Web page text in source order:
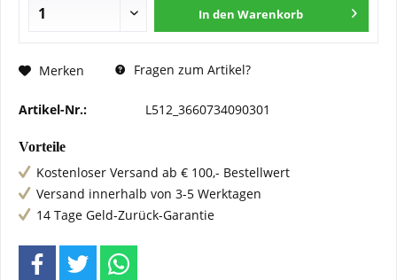
In den Warenkorb
Merken Fragen zum Artikel?
Artikel-Nr.: L512_3660734090301
Vorteile
Kostenloser Versand ab € 100,- Bestellwert
Versand innerhalb von 3-5 Werktagen
14 Tage Geld-Zurück-Garantie